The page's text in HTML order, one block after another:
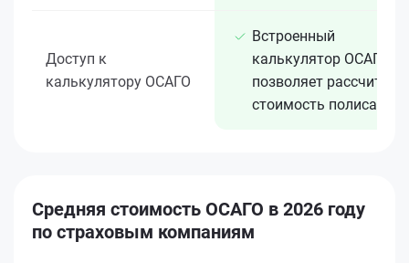
Доступ к
калькулятору ОСАГО
Встроенный
калькулятор ОСАГО
позволяет рассчитать
стоимость полиса
Средняя стоимость ОСАГО в 2026 году
по страховым компаниям